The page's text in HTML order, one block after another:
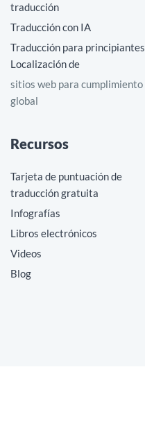
traducción
Traducción con IA
Traducción para principiantes
Localización de
sitios web para cumplimiento
global
Recursos
Tarjeta de puntuación de
traducción gratuita
Infografías
Libros electrónicos
Videos
Blog